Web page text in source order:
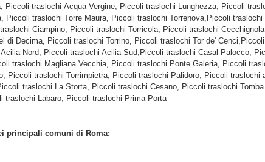
Piccoli traslochi Acqua Vergine, Piccoli traslochi Lunghezza, Piccoli
Piccoli traslochi Torre Maura, Piccoli traslochi Torrenova,Piccoli
Ciampino, Piccoli traslochi Torricola, Piccoli traslochi
Decima, Piccoli traslochi Torrino, Piccoli traslochi Tor de'
Nord, Piccoli traslochi Acilia Sud,Piccoli traslochi Casal Palocco,
traslochi Magliana Vecchia, Piccoli traslochi Ponte Galeria, Piccoli
Piccoli traslochi Torrimpietra, Piccoli traslochi Palidoro, Piccoli
traslochi La Storta, Piccoli traslochi Cesano, Piccoli traslochi
Labaro, Piccoli traslochi Prima Porta
principali comuni di Roma: